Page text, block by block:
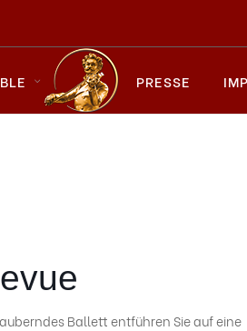
PRESSE
Ballett entführen Sie auf eine